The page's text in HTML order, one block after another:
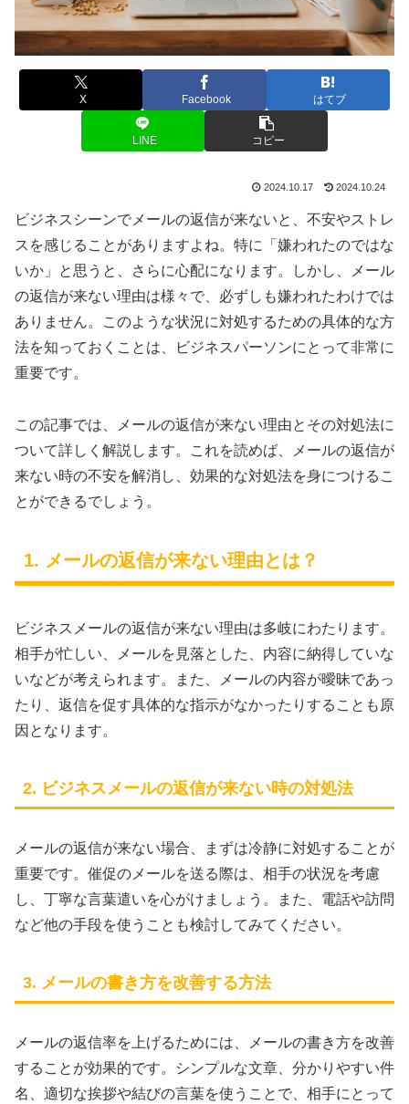
X Facebook はてブ
LINE コピー
2024.10.17 2024.10.24
ビジネスシーンでメールの返信が来ないと、不安やストレ
スを感じることがありますよね。特に「嫌われたのではな
いか」と思うと、さらに心配になります。しかし、メール
の返信が来ない理由は様々で、必ずしも嫌われたわけでは
ありません。このような状況に対処するための具体的な方
法を知っておくことは、ビジネスパーソンにとって非常に
重要です。
この記事では、メールの返信が来ない理由とその対処法に
ついて詳しく解説します。これを読めば、メールの返信が
来ない時の不安を解消し、効果的な対処法を身につけるこ
とができるでしょう。
1. メールの返信が来ない理由とは？
ビジネスメールの返信が来ない理由は多岐にわたります。
相手が忙しい、メールを見落とした、内容に納得していな
いなどが考えられます。また、メールの内容が曖昧であっ
たり、返信を促す具体的な指示がなかったりすることも原
因となります。
2. ビジネスメールの返信が来ない時の対処法
メールの返信が来ない場合、まずは冷静に対処することが
重要です。催促のメールを送る際は、相手の状況を考慮
し、丁寧な言葉遣いを心がけましょう。また、電話や訪問
など他の手段を使うことも検討してみてください。
3. メールの書き方を改善する方法
メールの返信率を上げるためには、メールの書き方を改善
することが効果的です。シンプルな文章、分かりやすい件
名、適切な挨拶や結びの言葉を使うことで、相手にとって